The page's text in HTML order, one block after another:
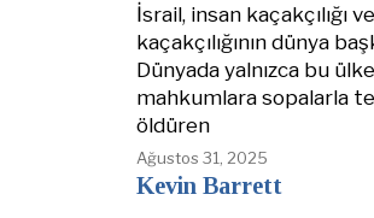
İsrail, insan kaçakçılığı
kaçakçılığının dünya
Dünyada yalnızca bu
mahkumlara sopalarla
öldüren
Ağustos 31, 2025
Kevin Barrett